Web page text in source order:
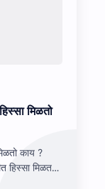
मिळतो
काय ?